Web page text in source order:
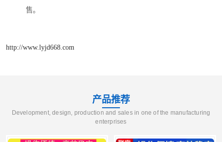
售。
http://www.lyjd668.com
产品推荐
Development, design, production and sales in one of the manufacturing
enterprises